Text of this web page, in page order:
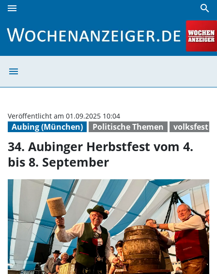
menu search
menu
Aubing (München) Politische Themen volksfest
Veröffentlicht am 01.09.2025 10:04
34. Aubinger Herbstfest vom 4.
bis 8. September